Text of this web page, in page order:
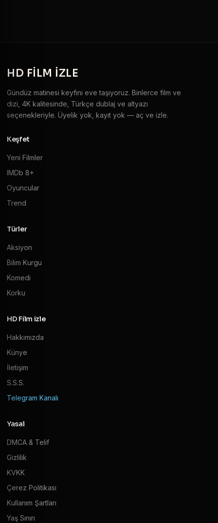
HD FILM IZLE
Gündüz matinesi keyfini eve taşıyoruz. Binlerce film ve
dizi, 4K kalitesinde, Türkçe dublaj ve altyazı
seçenekleriyle. Üyelik yok, kayıt yok — aç ve izle.
Keşfet
Yeni Filmler
IMDb 8+
Oyuncular
Trend
Türler
Aksiyon
Bilim Kurgu
Komedi
Korku
HD Film izle
Hakkımızda
Künye
İletişim
S.S.S.
Telegram Kanalı
Yasal
DMCA & Telif
Gizlilik
KVKK
Çerez Politikası
Kullanım Şartları
Yaş Sınırı